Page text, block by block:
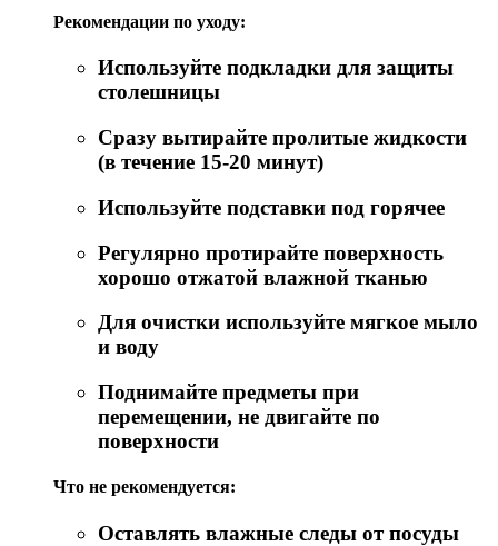
Рекомендации по уходу:
Используйте подкладки для защиты
столешницы
Сразу вытирайте пролитые жидкости
(в течение 15-20 минут)
Используйте подставки под горячее
Регулярно протирайте поверхность
хорошо отжатой влажной тканью
Для очистки используйте мягкое мыло
и воду
Поднимайте предметы при
перемещении, не двигайте по
поверхности
Что не рекомендуется:
Оставлять влажные следы от посуды